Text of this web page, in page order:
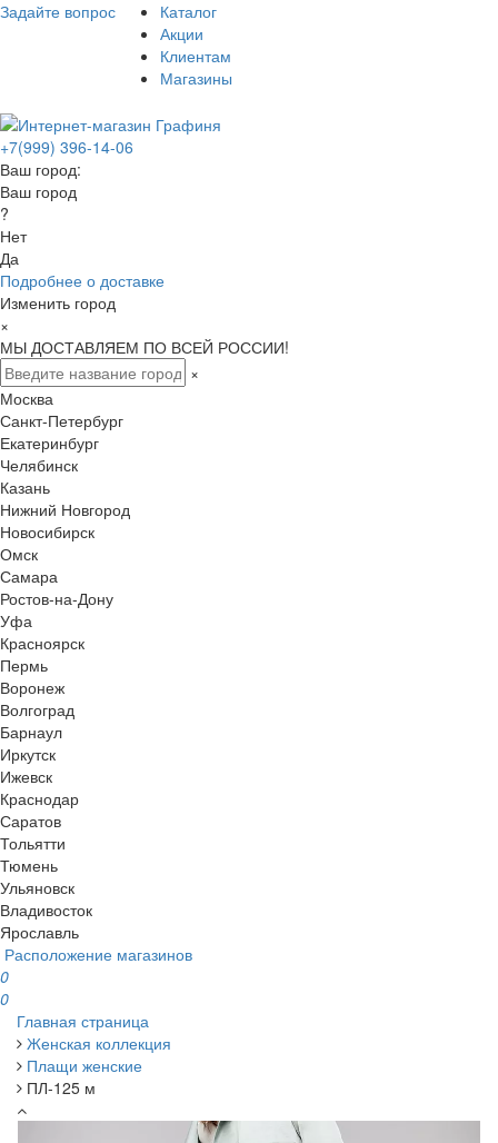
Задайте вопрос
Каталог
Акции
Клиентам
Магазины
+7(999) 396-14-06
Ваш город:
Ваш город
?
Нет
Да
Подробнее о доставке
Изменить город
×
МЫ ДОСТАВЛЯЕМ ПО ВСЕЙ РОССИИ!
×
Москва
Санкт-Петербург
Екатеринбург
Челябинск
Казань
Нижний Новгород
Новосибирск
Омск
Самара
Ростов-на-Дону
Уфа
Красноярск
Пермь
Воронеж
Волгоград
Барнаул
Иркутск
Ижевск
Краснодар
Саратов
Тольятти
Тюмень
Ульяновск
Владивосток
Ярославль
Расположение магазинов
0
0
Главная страница
Женская коллекция
Плащи женские
ПЛ-125 м